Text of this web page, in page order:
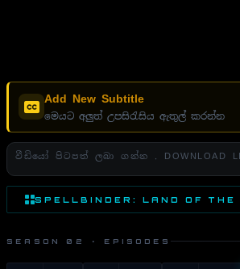
Add New Subtitle
මෙයට අලුත් උපසිරැසිය ඇතුල් කරන්න
වීඩියෝ පිටපත් ලබා ගන්න . DOWNLOAD
SPELLBINDER: LAND OF
SEASON 02 · EPISODES